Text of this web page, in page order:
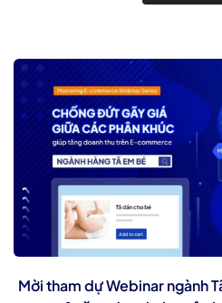
Mời tham dự Webinar ngành